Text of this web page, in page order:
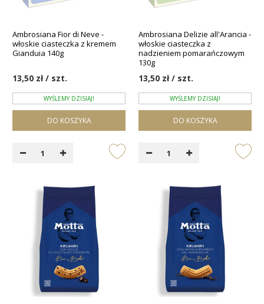
Ambrosiana Fior di Neve -
włoskie ciasteczka z kremem
Gianduia 140g
13,50 zł / szt.
WYŚLEMY DZISIAJ!
DO KOSZYKA
Ambrosiana Delizie all'Arancia -
włoskie ciasteczka z
nadzieniem pomarańczowym
130g
13,50 zł / szt.
WYŚLEMY DZISIAJ!
DO KOSZYKA